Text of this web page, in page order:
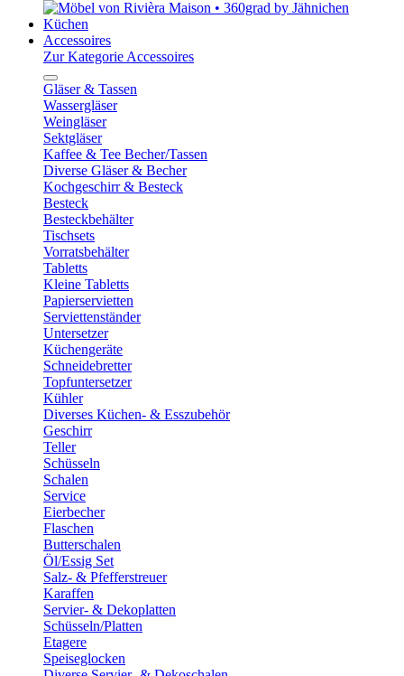
Küchen
Accessoires
Zur Kategorie Accessoires
Gläser & Tassen
Wassergläser
Weingläser
Sektgläser
Kaffee & Tee Becher/Tassen
Diverse Gläser & Becher
Kochgeschirr & Besteck
Besteck
Besteckbehälter
Tischsets
Vorratsbehälter
Tabletts
Kleine Tabletts
Papierservietten
Serviettenständer
Untersetzer
Küchengeräte
Schneidebretter
Topfuntersetzer
Kühler
Diverses Küchen- & Esszubehör
Geschirr
Teller
Schüsseln
Schalen
Service
Eierbecher
Flaschen
Butterschalen
Öl/Essig Set
Salz- & Pfefferstreuer
Karaffen
Servier- & Dekoplatten
Schüsseln/Platten
Etagere
Speiseglocken